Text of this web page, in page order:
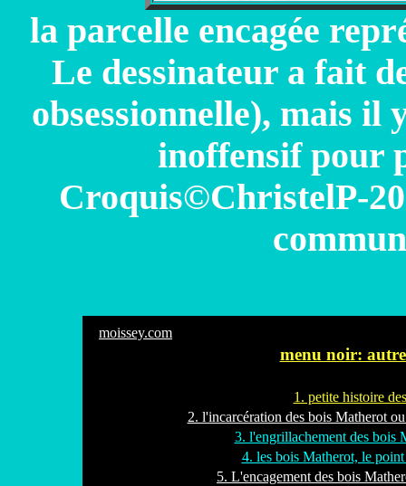
la parcelle encagée
Le dessinateur a fait
obsessionnelle), mais il
inoffensif pour
Croquis©ChristelP-
moissey.com
menu noir:
1. petite histoire
2. l'incarcération des bois Matherot
3. l'engrillachement des bois
4. les bois Matherot, le
5. L'encagement des bois